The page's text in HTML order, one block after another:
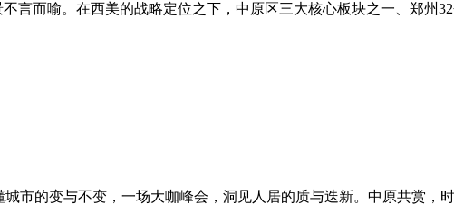
言而喻。在西美的战略定位之下，中原区三大核心板块之一、郑州
市的变与不变，一场大咖峰会，洞见人居的质与迭新。中原共赏，